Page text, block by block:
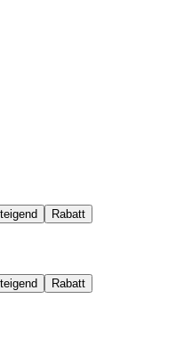
Rabatt
Rabatt